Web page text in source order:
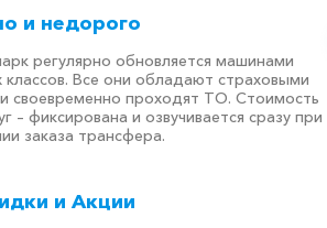
и недорого
регулярно обновляется машинами
классов. Все они обладают страховыми
своевременно проходят ТО. Стоимость
– фиксирована и озвучивается сразу при
заказа трансфера.
и Акции